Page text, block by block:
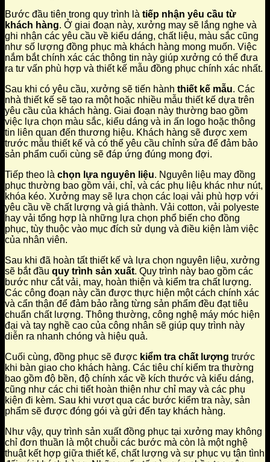
Bước đầu tiên trong quy trình là tiếp nhận yêu cầu từ
khách hàng. Ở giai đoạn này, xưởng may sẽ lắng nghe và
ghi nhận các yêu cầu về kiểu dáng, chất liệu, màu sắc cũng
như số lượng đồng phục mà khách hàng mong muốn. Việc
nắm bắt chính xác các thông tin này giúp xưởng có thể đưa
ra tư vấn phù hợp và thiết kế mẫu đồng phục chính xác nhất.
Sau khi có yêu cầu, xưởng sẽ tiến hành thiết kế mẫu. Các
nhà thiết kế sẽ tạo ra một hoặc nhiều mẫu thiết kế dựa trên
yêu cầu của khách hàng. Giai đoạn này thường bao gồm
việc lựa chọn màu sắc, kiểu dáng và in ấn logo hoặc thông
tin liên quan đến thương hiệu. Khách hàng sẽ được xem
trước mẫu thiết kế và có thể yêu cầu chỉnh sửa để đảm bảo
sản phẩm cuối cùng sẽ đáp ứng đúng mong đợi.
Tiếp theo là chọn lựa nguyên liệu. Nguyên liệu may đồng
phục thường bao gồm vải, chỉ, và các phụ liệu khác như nút,
khóa kéo. Xưởng may sẽ lựa chọn các loại vải phù hợp với
yêu cầu về chất lượng và giá thành. Vải cotton, vải polyeste
hay vải tổng hợp là những lựa chọn phổ biến cho đồng
phục, tùy thuộc vào mục đích sử dụng và điều kiện làm việc
của nhân viên.
Sau khi đã hoàn tất thiết kế và lựa chọn nguyên liệu, xưởng
sẽ bắt đầu quy trình sản xuất. Quy trình này bao gồm các
bước như cắt vải, may, hoàn thiện và kiểm tra chất lượng.
Các công đoạn này cần được thực hiện một cách chính xác
và cẩn thận để đảm bảo rằng từng sản phẩm đều đạt tiêu
chuẩn chất lượng. Thông thường, công nghệ máy móc hiện
đại và tay nghề cao của công nhân sẽ giúp quy trình này
diễn ra nhanh chóng và hiệu quả.
Cuối cùng, đồng phục sẽ được kiểm tra chất lượng trước
khi bàn giao cho khách hàng. Các tiêu chí kiểm tra thường
bao gồm độ bền, độ chính xác về kích thước và kiểu dáng,
cũng như các chi tiết hoàn thiện như chỉ may và các phụ
kiện đi kèm. Sau khi vượt qua các bước kiểm tra này, sản
phẩm sẽ được đóng gói và gửi đến tay khách hàng.
Như vậy, quy trình sản xuất đồng phục tại xưởng may không
chỉ đơn thuần là một chuỗi các bước mà còn là một nghệ
thuật kết hợp giữa thiết kế, chất lượng và sự phục vụ tận tình